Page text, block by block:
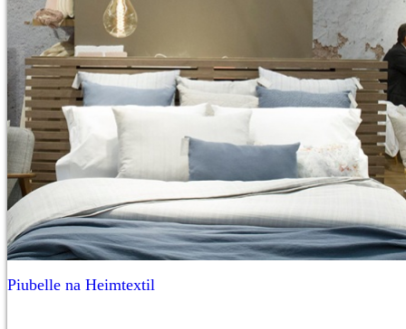
Piubelle na Heimtextil